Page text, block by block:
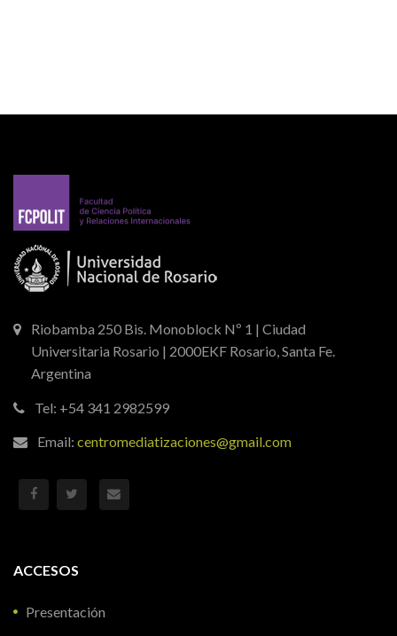
Riobamba 250 Bis. Monoblock Nº 1 | Ciudad
Universitaria Rosario | 2000EKF Rosario, Santa Fe.
Argentina
Tel: +54 341 2982599
Email:centromediatizaciones@gmail.com
ACCESOS
Presentación